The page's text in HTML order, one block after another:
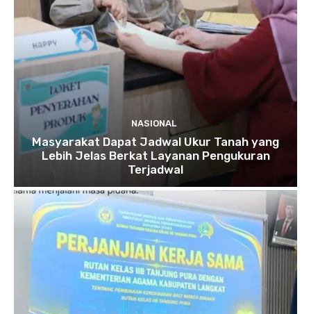
NASIONAL
Masyarakat Dapat Jadwal Ukur Tanah yang
Lebih Jelas Berkat Layanan Pengukuran
Terjadwal